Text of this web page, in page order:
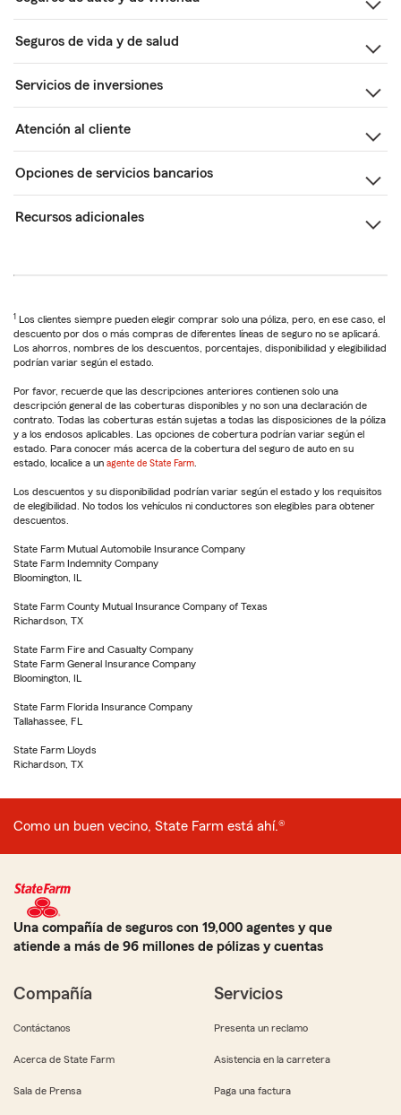
Seguros de vida y de salud
Servicios de inversiones
Atención al cliente
Opciones de servicios bancarios
Recursos adicionales
1 Los clientes siempre pueden elegir comprar solo una póliza, pero, en ese caso, el
descuento por dos o más compras de diferentes líneas de seguro no se aplicará.
Los ahorros, nombres de los descuentos, porcentajes, disponibilidad y elegibilidad
podrían variar según el estado.
Por favor, recuerde que las descripciones anteriores contienen solo una
descripción general de las coberturas disponibles y no son una declaración de
contrato. Todas las coberturas están sujetas a todas las disposiciones de la póliza
y a los endosos aplicables. Las opciones de cobertura podrían variar según el
estado. Para conocer más acerca de la cobertura del seguro de auto en su
estado, localice a un agente de State Farm
Los descuentos y su disponibilidad podrían variar según el estado y los requisitos
de elegibilidad. No todos los vehículos ni conductores son elegibles para obtener
descuentos.
State Farm Mutual Automobile Insurance Company
State Farm Indemnity Company
Bloomington, IL
State Farm County Mutual Insurance Company of Texas
Richardson, TX
State Farm Fire and Casualty Company
State Farm General Insurance Company
Bloomington, IL
State Farm Florida Insurance Company
Tallahassee, FL
State Farm Lloyds
Richardson, TX
Como un buen vecino, State Farm está ahí.®
Una compañía de seguros con 19,000 agentes y que
atiende a más de 96 millones de pólizas y cuentas
Compañía
Contáctanos
Acerca de State Farm
Sala de Prensa
Servicios
Presenta un reclamo
Asistencia en la carretera
Paga una factura